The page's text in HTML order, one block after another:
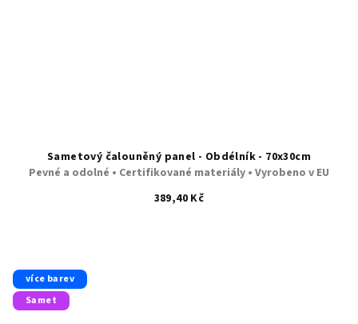
Sametový čalouněný panel - Obdélník - 70x30cm
Pevné a odolné • Certifikované materiály • Vyrobeno v EU
389,40 Kč
více barev
Samet